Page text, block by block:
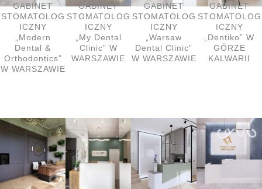
GABINET
STOMATOLOG
ICZNY
„Modern
Dental &
Orthodontics”
W WARSZAWIE
GABINET
STOMATOLOG
ICZNY
„My Dental
Clinic” W
WARSZAWIE
GABINET
STOMATOLOG
ICZNY
„Warsaw
Dental Clinic”
W WARSZAWIE
GABINET
STOMATOLOG
ICZNY
„Dentiko” W
GÓRZE
KALWARII